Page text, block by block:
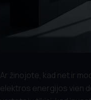
Ar žinojote, kad net ir
elektros energijos vien